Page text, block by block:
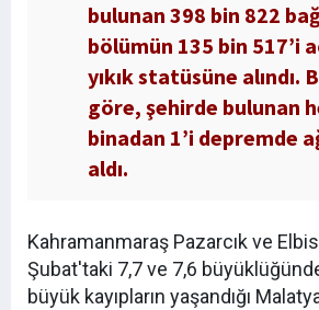
bulunan 398 bin 822
bölümün 135 bin 517’i
yıkık statüsüne alındı.
göre, şehirde bulunan
binadan 1’i depremde
aldı.
Kahramanmaraş Pazarcık ve
Şubat'taki 7,7 ve 7,6
büyük kayıpların yaşandığı